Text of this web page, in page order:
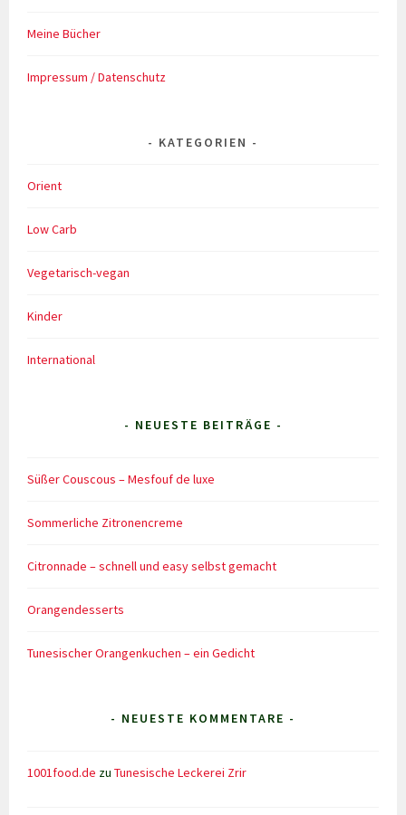
Meine Bücher
Impressum / Datenschutz
KATEGORIEN
Orient
Low Carb
Vegetarisch-vegan
Kinder
International
- NEUESTE BEITRÄGE -
Süßer Couscous – Mesfouf de luxe
Sommerliche Zitronencreme
Citronnade – schnell und easy selbst gemacht
Orangendesserts
Tunesischer Orangenkuchen – ein Gedicht
- NEUESTE KOMMENTARE -
1001food.de zuTunesische Leckerei Zrir